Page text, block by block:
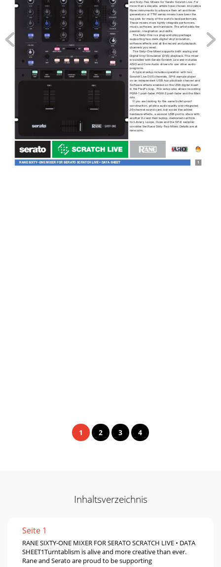
RAN E S IX TY-ON E MI XER FOR S ERATO SCRATCH LI VE • DA TA SH EE 1
and Sixty-Two Mixers for Serato Scratch Live. For
more than a decade, artists have chosen innovative
Rane instruments to advance their art and three
generations of TTM series mixers have been the
top pick for many of the world’s best performers.
These mixers more tightly integrate performers,
music, software, and hardware. The artist adds the
passion, imagination and skills.
The Sixty-One is a plug-and-play package
supporting two-deck digital vinyl simulation,
software effects and all the record and playback
channels you need.
The Sixty-One Mixer supports both analog and
Digital Vinyl Simulation (DVS) playback. The mixer
is bundled with Serato Scratch Live and includes
ASIO and Core Audio drivers to use other audio
programs.
A typical setup includes operation with two
Scratch Live DVS channels, SP-6 sample player
on an independent USB Aux playback channel and
Software effects enabled on the USB digital insert
in the FlexFx loop. This setup also allows recording
PGM-1 post-fader, PGM-2 post-fader and the Main
mix.
If you are looking for the same bullet-proof
construction, pristine audio quality and integrated
20-channel sound card, but would like added
hardware effects, a second USB port to share with
another DJ and their laptop, dedicated controls
for Library, Loops, Cues and the SP-6 sampler,
consider the Rane Sixty-Two Mixer. Details are at
rane.com.
1 2 3 4
Inhaltsverzeichnis
Seite 1
RANE SIXTY-ONE MIXER FOR SERATO SCRATCH LIVE • DATA
SHEET1Turntablism is alive and more creative than ever.
Rane and Serato are proud to be supporting